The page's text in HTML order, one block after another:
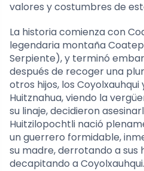
valores y costumbres de
La historia comienza con
legendaria montaña
Serpiente), y terminó
después de recoger una
otros hijos, los Coyolxauhqui
Huitznahua, viendo la
su linaje, decidieron
Huitzilopochtli nació
un guerrero formidable,
su madre, derrotando a sus
decapitando a Coyolxauhqui.